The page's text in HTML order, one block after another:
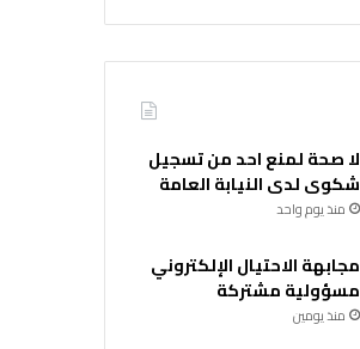
لا صحة لمنع احد من تسجيل
شكوى لدى النيابة العامة
منذ يوم واحد
مجابهة الاحتيال الإلكتروني
مسؤولية مشتركة
منذ يومين